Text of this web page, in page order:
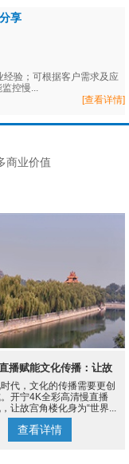
享
验；可根据客户需求及应
控慢...
[查看详情]
商业价值
播赋能文化传播：让故
成为世界的文化客厅
代，文化的传播需要更创
开宁4K全彩高清慢直播
让故宫角楼化身为“世界...
查看详情